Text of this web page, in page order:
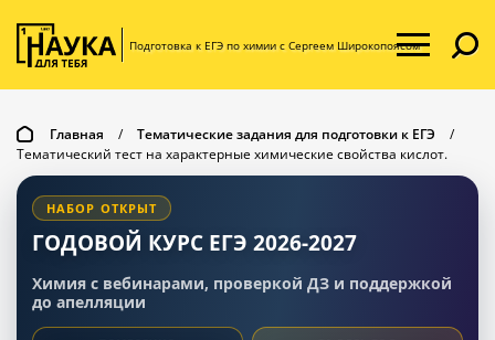
Подготовка к ЕГЭ по химии с Сергеем Широкопоясом
Главная / Тематические задания для подготовки к ЕГЭ
/
Тематический тест на характерные химические свойства кислот.
НАБОР ОТКРЫТ
ГОДОВОЙ КУРС ЕГЭ 2026-2027
Химия с вебинарами, проверкой ДЗ и поддержкой
до апелляции